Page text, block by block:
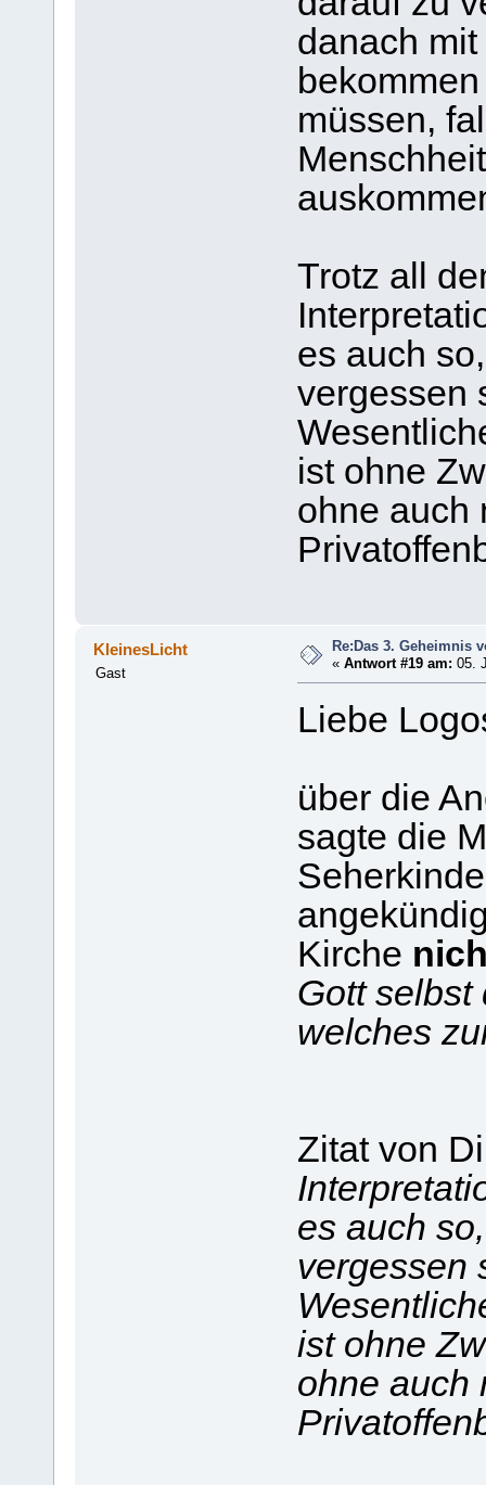
danach
müssen,
Trotz all
es auch
vergessen
ist ohne
ohne auch
KleinesLicht
Gast
Re:Das 3. Geheimnis
«Antwort #19 am: 05.
Liebe
über die
sagte die
Kirche
Gott selbst
welches
Zitat von
es auch
vergessen
ist ohne
ohne auch